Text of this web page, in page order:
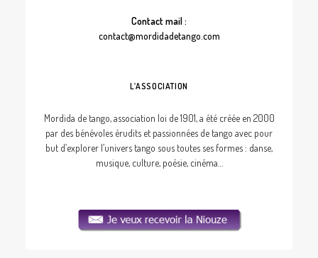
Contact mail :
contact@mordidadetango.com
L’ASSOCIATION
Mordida de tango, association loi de 1901, a été créée en 2000
par des bénévoles érudits et passionnées de tango avec pour
but d’explorer l’univers tango sous toutes ses formes : danse,
musique, culture, poésie, cinéma…